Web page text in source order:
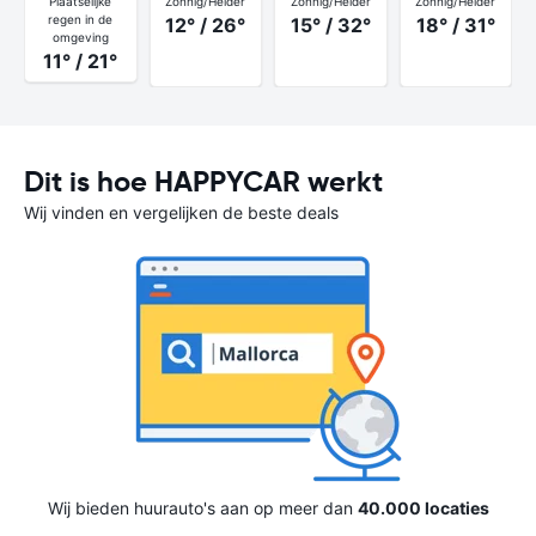
regen in de
omgeving
11° / 21°
12° / 26° 15° / 32° 18° / 31°
Dit is hoe HAPPYCAR werkt
Wij vinden en vergelijken de beste deals
Wij bieden huurauto's aan op meer dan 40.000 locaties